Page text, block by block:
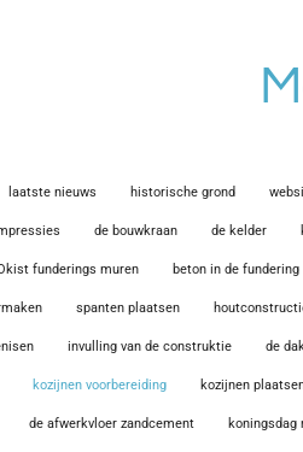
laatste nieuws historische grond
de bouwkraan de kelder
funderings muren beton in de fundering
spanten plaatsen
invulling van de construktie de
kozijnen voorbereiding kozijnen
de afwerkvloer zandcement koningsdag